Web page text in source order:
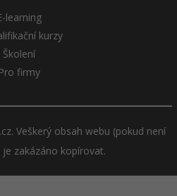
learning
kurzy
Školení
Pro firmy
Veškerý obsah webu (pokud není
zakázáno kopírovat.